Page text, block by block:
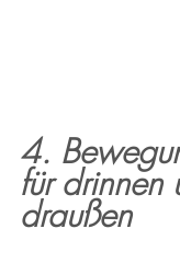
4.
für drinnen
draußen